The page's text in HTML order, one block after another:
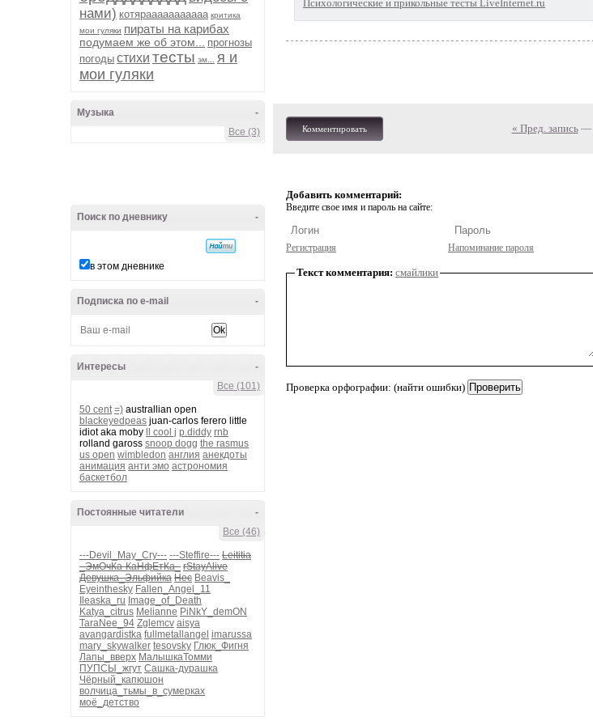
нами) котярааааааааааа критика
мои гуляки пираты на карибах
подумаем же об этом...
прогнозы
погоды стихи тесты эм...
я и
мои гуляки
-
Музыка
Все (3)
-
Поиск по дневнику
в этом дневнике
-
Подписка по e-mail
-
Интересы
Все (101)
50 cent =) australlian open
blackeyedpeas juan-carlos ferero little
idiot aka moby
ll cool j p.diddy rnb
rolland gaross snoop dogg the rasmus
us open wimbledon англия анекдоты
анимация анти эмо астрономия
баскетбол
-
Постоянные читатели
Все (46)
---Devil_May_Cry--- ---Steffire--- Leititia
_ЭмОчКа-КаНфЕтКа_ rStayAlive
Девушка_Эльфийка Нес Beavis_
Eyeinthesky Fallen_Angel_11
Ileaska_ru Image_of_Death
Katya_citrus Melianne PiNkY_demON
TaraNee_94 Zglemcv aisya
avangardistka fullmetallangel imarussa
mary_skywalker tesovsky Глюк_Фигня
Лапы_вверх МалышкаТомми
ПУПСЫ_жгут Сашка-дурашка
Чёрный_капюшон
волчица_тьмы_в_сумерках
моё_детство
Психологические и прикольные тесты LiveInternet.ru
Комментировать « Пред. запись—
Добавить комментарий:
Введите свое имя и пароль на сайте:
Регистрация Напоминание пароля
Текст комментария: смайлики
Проверка орфографии: (найти ошибки)